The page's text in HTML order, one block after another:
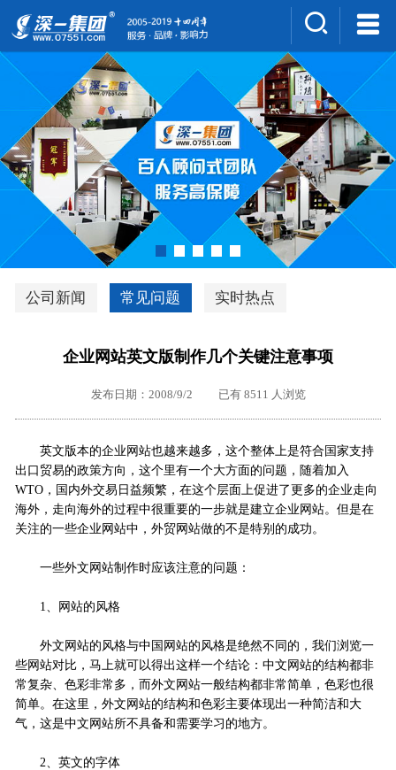
集团介绍
人才招聘
案例展示
新闻中心
深一风采
联系我们
深优通系统V3.0
深一集团优势
外地客户专栏
工单提交
公司新闻 常见问题 实时热点
企业网站英文版制作几个关键注意事项
发布日期：2008/9/2 已有 8511 人浏览
英文版本的企业网站也越来越多，这个整体上是符合国家支持
出口贸易的政策方向，这个里有一个大方面的问题，随着加入
WTO，国内外交易日益频繁，在这个层面上促进了更多的企业走向
海外，走向海外的过程中很重要的一步就是建立企业网站。但是在
关注的一些企业网站中，外贸网站做的不是特别的成功。
一些外文网站制作时应该注意的问题：
1、网站的风格
外文网站的风格与中国网站的风格是绝然不同的，我们浏览一
些网站对比，马上就可以得出这样一个结论：中文网站的结构都非
常复杂、色彩非常多，而外文网站一般结构都非常简单，色彩也很
简单。在这里，外文网站的结构和色彩主要体现出一种简洁和大
气，这是中文网站所不具备和需要学习的地方。
2、英文的字体